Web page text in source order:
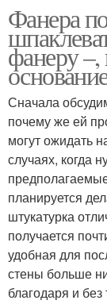
Фанера
фанеру –,
Сначала
почему же ей
могут ожидать
случаях, когда
планируется
штукатурка
получается
удобная для
стены больше
благодаря и